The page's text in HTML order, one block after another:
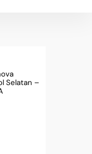
Selatan –